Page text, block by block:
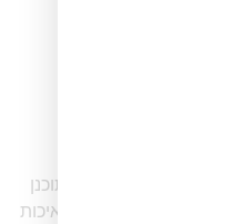
ההקלטה
שבו התוכן המתוכנן
במיקרופונים באיכות